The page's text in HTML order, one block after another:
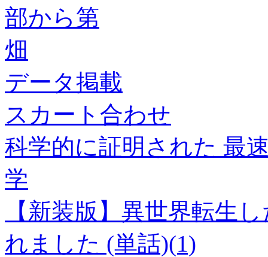
部から第
畑
データ掲載
スカート合わせ
科学的に証明された 最
学
【新装版】異世界転生
れました (単話)(1)